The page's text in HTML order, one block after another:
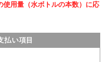
使用量（水ボトルの本数）に応
払い項目